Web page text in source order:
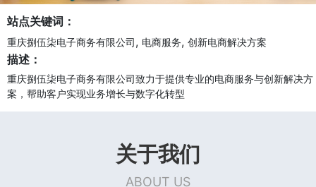
站点关键词：
重庆捌伍柒电子商务有限公司, 电商服务, 创新电商解决方案
描述：
重庆捌伍柒电子商务有限公司致力于提供专业的电商服务与创新解决方
案，帮助客户实现业务增长与数字化转型
关于我们
ABOUT US